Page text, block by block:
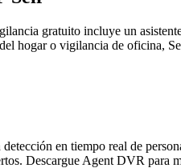
gratuito incluye un
hogar o vigilancia de oficina,
en tiempo real de
Descargue Agent DVR para